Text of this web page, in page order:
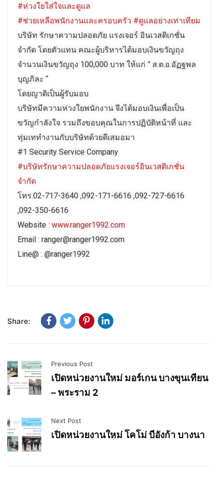
#ห่วงใยใส่ใจและดูแล
#ช่วยเหลือพนักงานและครอบครัว #ดูแลอย่างเท่าเทียม
บริษัท รักษาความปลอดภัย แรงเจอร์ อินเวสติเกชั่น
จำกัด โดยตัวแทน คณะผู้บริหารได้มอบเงินขวัญถุง
จำนวนเงินขวัญถุง 100,000 บาท ให้แก่ ” ส.ต.อ.อัฏฐพล
บุญภิละ “
โดยญาติเป็นผู้รับมอบ
บริษัทมีความห่วงใยพนักงาน จึงได้มอบเงินเพื่อเป็น
ขวัญกำลังใจ รวมถึงขอบคุณในการปฏิบัติหน้าที่ และ
ทุ่มเททำงานกับบริษัทด้วยดีเสมอมา
#1 Security Service Company
#บริษัทรักษาความปลอดภัยแรงเจอร์อินเวสติเกชั่น
จำกัด
โทร.02-717-3640 ,092-171-6616 ,092-727-6616
,092-350-6616
Website : www.ranger1992.com
Email : ranger@ranger1992.com
Line@ : @ranger1992
Share:
Previous Post
เปิดหน่วยงานใหม่ มอร์เกน บางขุนเทียน
– พระราม 2
Next Post
เปิดหน่วยงานใหม่ โคโม่ บีอังก้า บางนา